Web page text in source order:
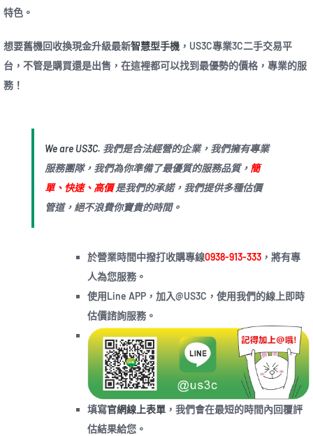
特色。
想要舊機回收換現金升級最新智慧型手機 ，US3C專業3C二手交易平
台，不管是購買還是出售，在這裡都可以找到最優勢的價格，專業的服
務！
We are US3C. 我們是合法經營的企業，我們擁有專業
服務團隊，我們為你準備了最優質的服務品質， 簡
單、快速、高價是我們的承諾，我們提供多種估價
管道，絕不浪費你寶貴的時間。
於營業時間中撥打收購專線0938-913-333 ，將有專
人為您服務。
使用Line APP，加入@US3C，使用我們的線上即時
估價諮詢服務。
填寫官網線上表單 ，我們會在最短的時間內回覆評
估結果給您。